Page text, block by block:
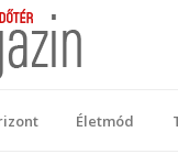
Életmód